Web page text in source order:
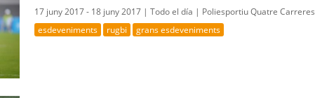
17 juny 2017 - 18 juny 2017 |Todo el día | Poliesportiu Quatre Carreres
esdeveniments rugbi grans esdeveniments